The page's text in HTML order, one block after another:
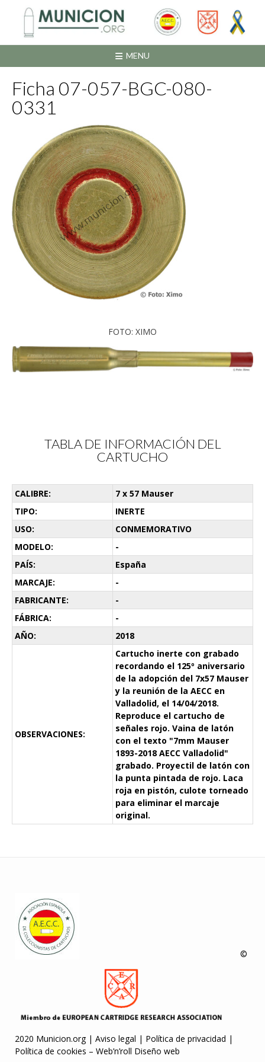
contenido
MENU
Ficha 07-057-BGC-080-
0331
FOTO: XIMO
TABLA DE INFORMACIÓN DEL
CARTUCHO
CALIBRE:
7 x 57 Mauser
TIPO:
INERTE
USO:
CONMEMORATIVO
MODELO:
-
PAÍS:
España
MARCAJE:
-
FABRICANTE:
-
FÁBRICA:
-
AÑO:
2018
OBSERVACIONES:
Cartucho inerte con grabado
recordando el 125º aniversario
de la adopción del 7x57 Mauser
y la reunión de la AECC en
Valladolid, el 14/04/2018.
Reproduce el cartucho de
señales rojo. Vaina de latón
con el texto "7mm Mauser
1893-2018 AECC Valladolid"
grabado. Proyectil de latón con
la punta pintada de rojo. Laca
roja en pistón, culote torneado
para eliminar el marcaje
original.
©
2020 Municion.org | Aviso legal | Política de privacidad |
Política de cookies – Web’n’roll Diseño web